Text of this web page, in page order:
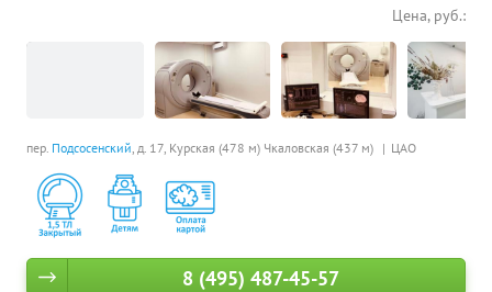
пер. Подсосенский, д. 17, Курская (478 м) Чкаловская (437 м) ЦАО
Цена, руб.:
8 (495) 487-45-57